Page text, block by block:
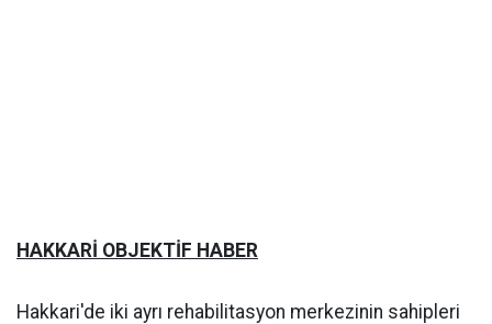
HAKKARİ OBJEKTİF HABER
Hakkari'de iki ayrı rehabilitasyon merkezinin sahipleri